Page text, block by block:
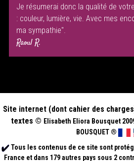
Je résumerai donc la qualité de
: couleur, lumière, vie. Avec mes
ma sympathie".
Raoul R.
Site internet (dont cahier des
textes © Elisabeth Eliora Bousquet
BOUSQUET ®
Tous les contenus de ce site sont
France et dans 179 autres pays sous 2